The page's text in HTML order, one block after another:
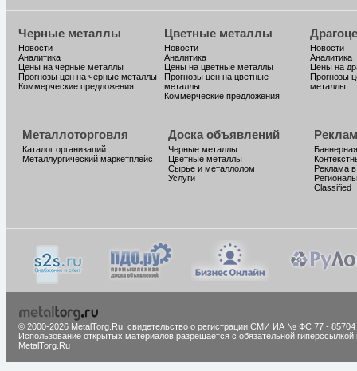
Черные металлы
Новости
Аналитика
Цены на черные металлы
Прогнозы цен на черные металлы
Коммерческие предложения
Цветные металлы
Новости
Аналитика
Цены на цветные металлы
Прогнозы цен на цветные
металлы
Коммерческие предложения
Новости
Аналитика
Цены на
Прогнозы
металлы
Металлоторговля
Каталог организаций
Металлургический маркетплейс
Доска объявлений
Черные металлы
Цветные металлы
Сырье и металлолом
Услуги
Реклама
Classified
© 2000-2026 MetalTorg.Ru, cвидетельство о регистрации СМИ ИА № ФС 77 - 85704
Использование открытых материалов разрешается с обязательной гиперссылкой
MetalTorg.Ru